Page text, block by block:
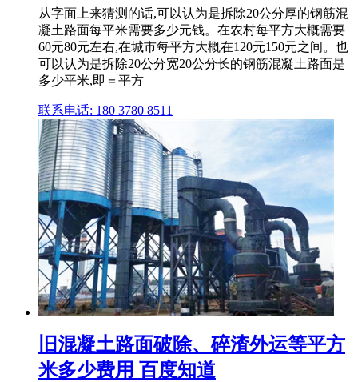
从字面上来猜测的话,可以认为是拆除20公分厚的钢筋混
凝土路面每平米需要多少元钱。在农村每平方大概需要
60元80元左右,在城市每平方大概在120元150元之间。也
可以认为是拆除20公分宽20公分长的钢筋混凝土路面是
多少平米,即＝平方
联系电话: 180 3780 8511
旧混凝土路面破除、碎渣外运等平方
米多少费用 百度知道